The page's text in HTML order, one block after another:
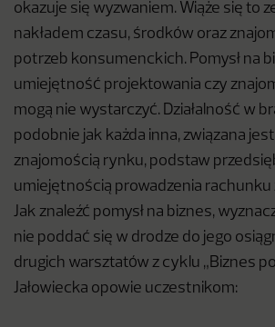
okazuje się wyzwaniem. Wiąże się to
nakładem czasu, środków oraz
potrzeb konsumenckich. Pomysł na
umiejętność projektowania czy
mogą nie wystarczyć. Działalność w
podobnie jak każda inna, związana
znajomością rynku, podstaw
umiejętnością prowadzenia rachunku
Jak znaleźć pomysł na biznes,
nie poddać się w drodze do jego
drugich warsztatów z cyklu „Biznes
Jałowiecka opowie uczestnikom: